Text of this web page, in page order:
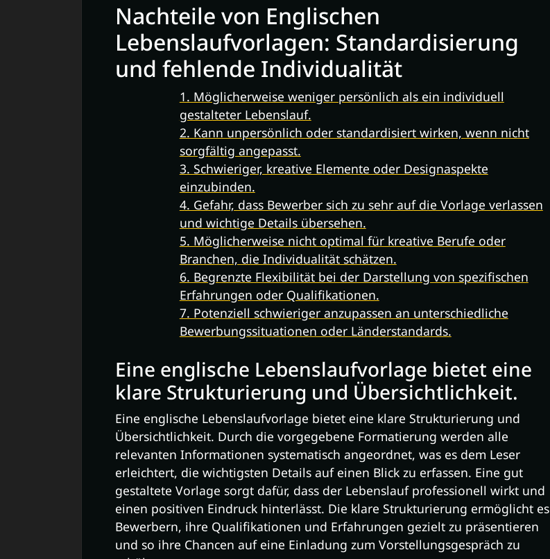
Nachteile von Englischen
Lebenslaufvorlagen: Standardisierung
und fehlende Individualität
1. Möglicherweise weniger persönlich als ein individuell
gestalteter Lebenslauf.
2. Kann unpersönlich oder standardisiert wirken, wenn nicht
sorgfältig angepasst.
3. Schwieriger, kreative Elemente oder Designaspekte
einzubinden.
4. Gefahr, dass Bewerber sich zu sehr auf die Vorlage verlassen
und wichtige Details übersehen.
5. Möglicherweise nicht optimal für kreative Berufe oder
Branchen, die Individualität schätzen.
6. Begrenzte Flexibilität bei der Darstellung von spezifischen
Erfahrungen oder Qualifikationen.
7. Potenziell schwieriger anzupassen an unterschiedliche
Bewerbungssituationen oder Länderstandards.
Eine englische Lebenslaufvorlage bietet eine
klare Strukturierung und Übersichtlichkeit.
Eine englische Lebenslaufvorlage bietet eine klare Strukturierung und
Übersichtlichkeit. Durch die vorgegebene Formatierung werden alle
relevanten Informationen systematisch angeordnet, was es dem Leser
erleichtert, die wichtigsten Details auf einen Blick zu erfassen. Eine gut
gestaltete Vorlage sorgt dafür, dass der Lebenslauf professionell wirkt und
einen positiven Eindruck hinterlässt. Die klare Strukturierung ermöglicht es
Bewerbern, ihre Qualifikationen und Erfahrungen gezielt zu präsentieren
und so ihre Chancen auf eine Einladung zum Vorstellungsgespräch zu